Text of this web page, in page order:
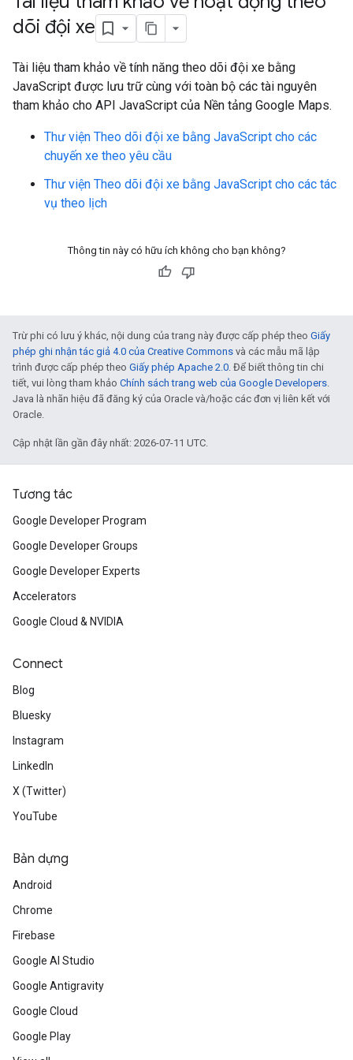
dõi đội xe
Tài liệu tham khảo về tính năng theo dõi đội xe bằng
JavaScript được lưu trữ cùng với toàn bộ các tài nguyên
tham khảo cho API JavaScript của Nền tảng Google Maps.
Thư viện Theo dõi đội xe bằng JavaScript cho các
chuyến xe theo yêu cầu
Thư viện Theo dõi đội xe bằng JavaScript cho các tác
vụ theo lịch
Thông tin này có hữu ích không cho bạn không?
Trừ phi có lưu ý khác, nội dung của trang này được cấp phép theo Giấy
phép ghi nhận tác giả 4.0 của Creative Commons và các mẫu mã lập
trình được cấp phép theo Giấy phép Apache 2.0. Để biết thông tin chi
tiết, vui lòng tham khảo Chính sách trang web của Google Developers.
Java là nhãn hiệu đã đăng ký của Oracle và/hoặc các đơn vị liên kết với
Oracle.
Cập nhật lần gần đây nhất: 2026-07-11 UTC.
Tương tác
Google Developer Program
Google Developer Groups
Google Developer Experts
Accelerators
Google Cloud & NVIDIA
Connect
Blog
Bluesky
Instagram
LinkedIn
X (Twitter)
YouTube
Bản dựng
Android
Chrome
Firebase
Google AI Studio
Google Antigravity
Google Cloud
Google Play